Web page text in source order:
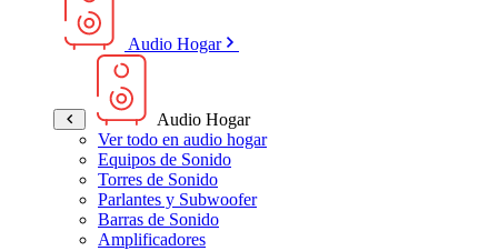
Audio Hogar
Audio Hogar
Ver todo en audio hogar
Equipos de Sonido
Torres de Sonido
Parlantes y Subwoofer
Barras de Sonido
Amplificadores